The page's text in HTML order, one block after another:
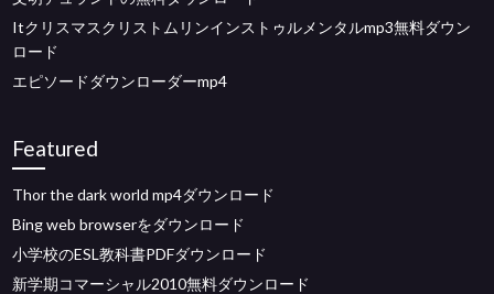
Itクリスマスクリストムリンインストゥルメンタルmp3無料ダウン
ロード
エピソードダウンローダーmp4
Featured
Thor the dark world mp4ダウンロード
Bing web browserをダウンロード
小学校のESL教科書PDFダウンロード
新学期コマーシャル2010無料ダウンロード